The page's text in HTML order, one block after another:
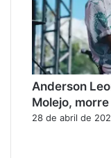
Anderson
Molejo,
28 de abril de